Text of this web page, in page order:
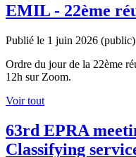
EMIL - 22ème
Publié le 1 juin 2026 (public)
Ordre du jour de la 22ème
12h sur Zoom.
Voir tout
63rd EPRA
Classifying